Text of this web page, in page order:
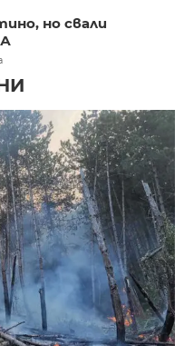
но свали